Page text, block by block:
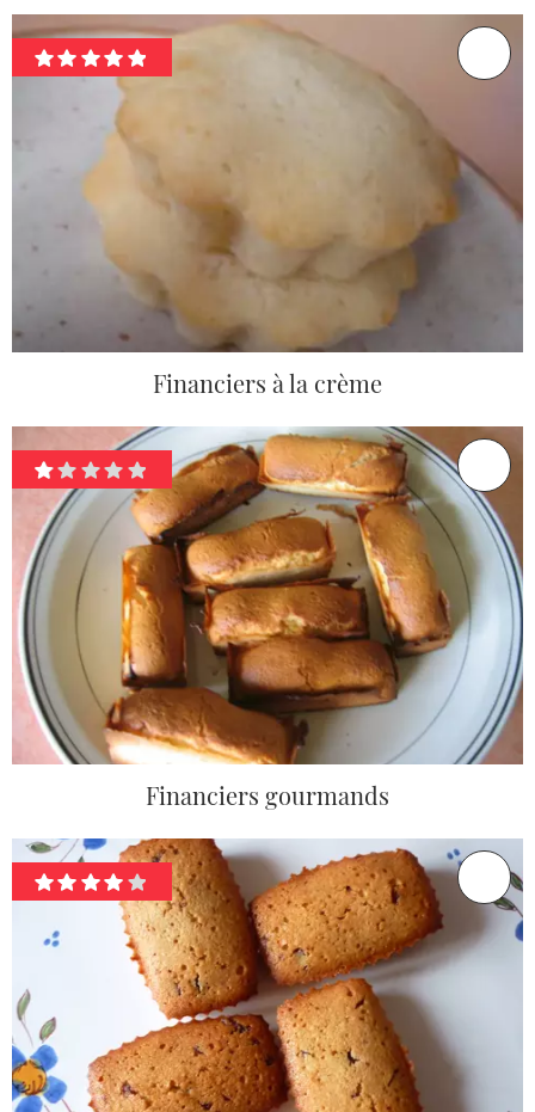
Financiers à la crème
Financiers gourmands